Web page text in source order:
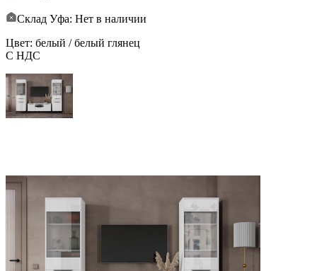
Склад Уфа: Нет в наличии
Цвет: белый / белый глянец
С НДС